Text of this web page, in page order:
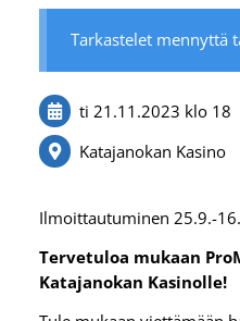
Tarkastelet mennyttä
ti 21.11.2023 klo 18
Katajanokan Kasino
Ilmoittautuminen 25.9.-
Tervetuloa mukaan
Katajanokan Kasinolle!